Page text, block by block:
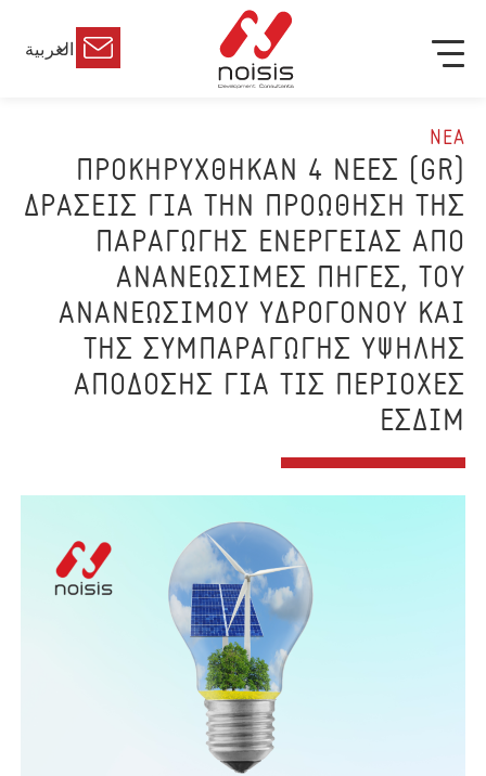
العربية
ΝΕΑ
(GR) ΠΡΟΚΗΡΥΧΘΗΚΑΝ 4 ΝΕΕΣ
ΔΡΑΣΕΙΣ ΓΙΑ ΤΗΝ ΠΡΟΩΘΗΣΗ ΤΗΣ
ΠΑΡΑΓΩΓΗΣ ΕΝΕΡΓΕΙΑΣ ΑΠΟ
ΑΝΑΝΕΩΣΙΜΕΣ ΠΗΓΕΣ, ΤΟΥ
ΑΝΑΝΕΩΣΙΜΟΥ ΥΔΡΟΓΟΝΟΥ ΚΑΙ
ΤΗΣ ΣΥΜΠΑΡΑΓΩΓΗΣ ΥΨΗΛΗΣ
ΑΠΟΔΟΣΗΣ ΓΙΑ ΤΙΣ ΠΕΡΙΟΧΕΣ
ΕΣΔΙΜ